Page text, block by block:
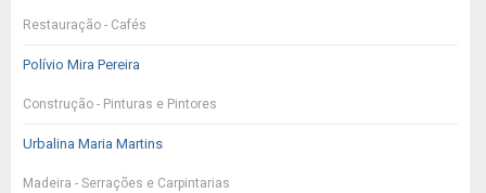
Restauração - Cafés
Polívio Mira Pereira
Construção - Pinturas e Pintores
Urbalina Maria Martins
Madeira - Serrações e Carpintarias